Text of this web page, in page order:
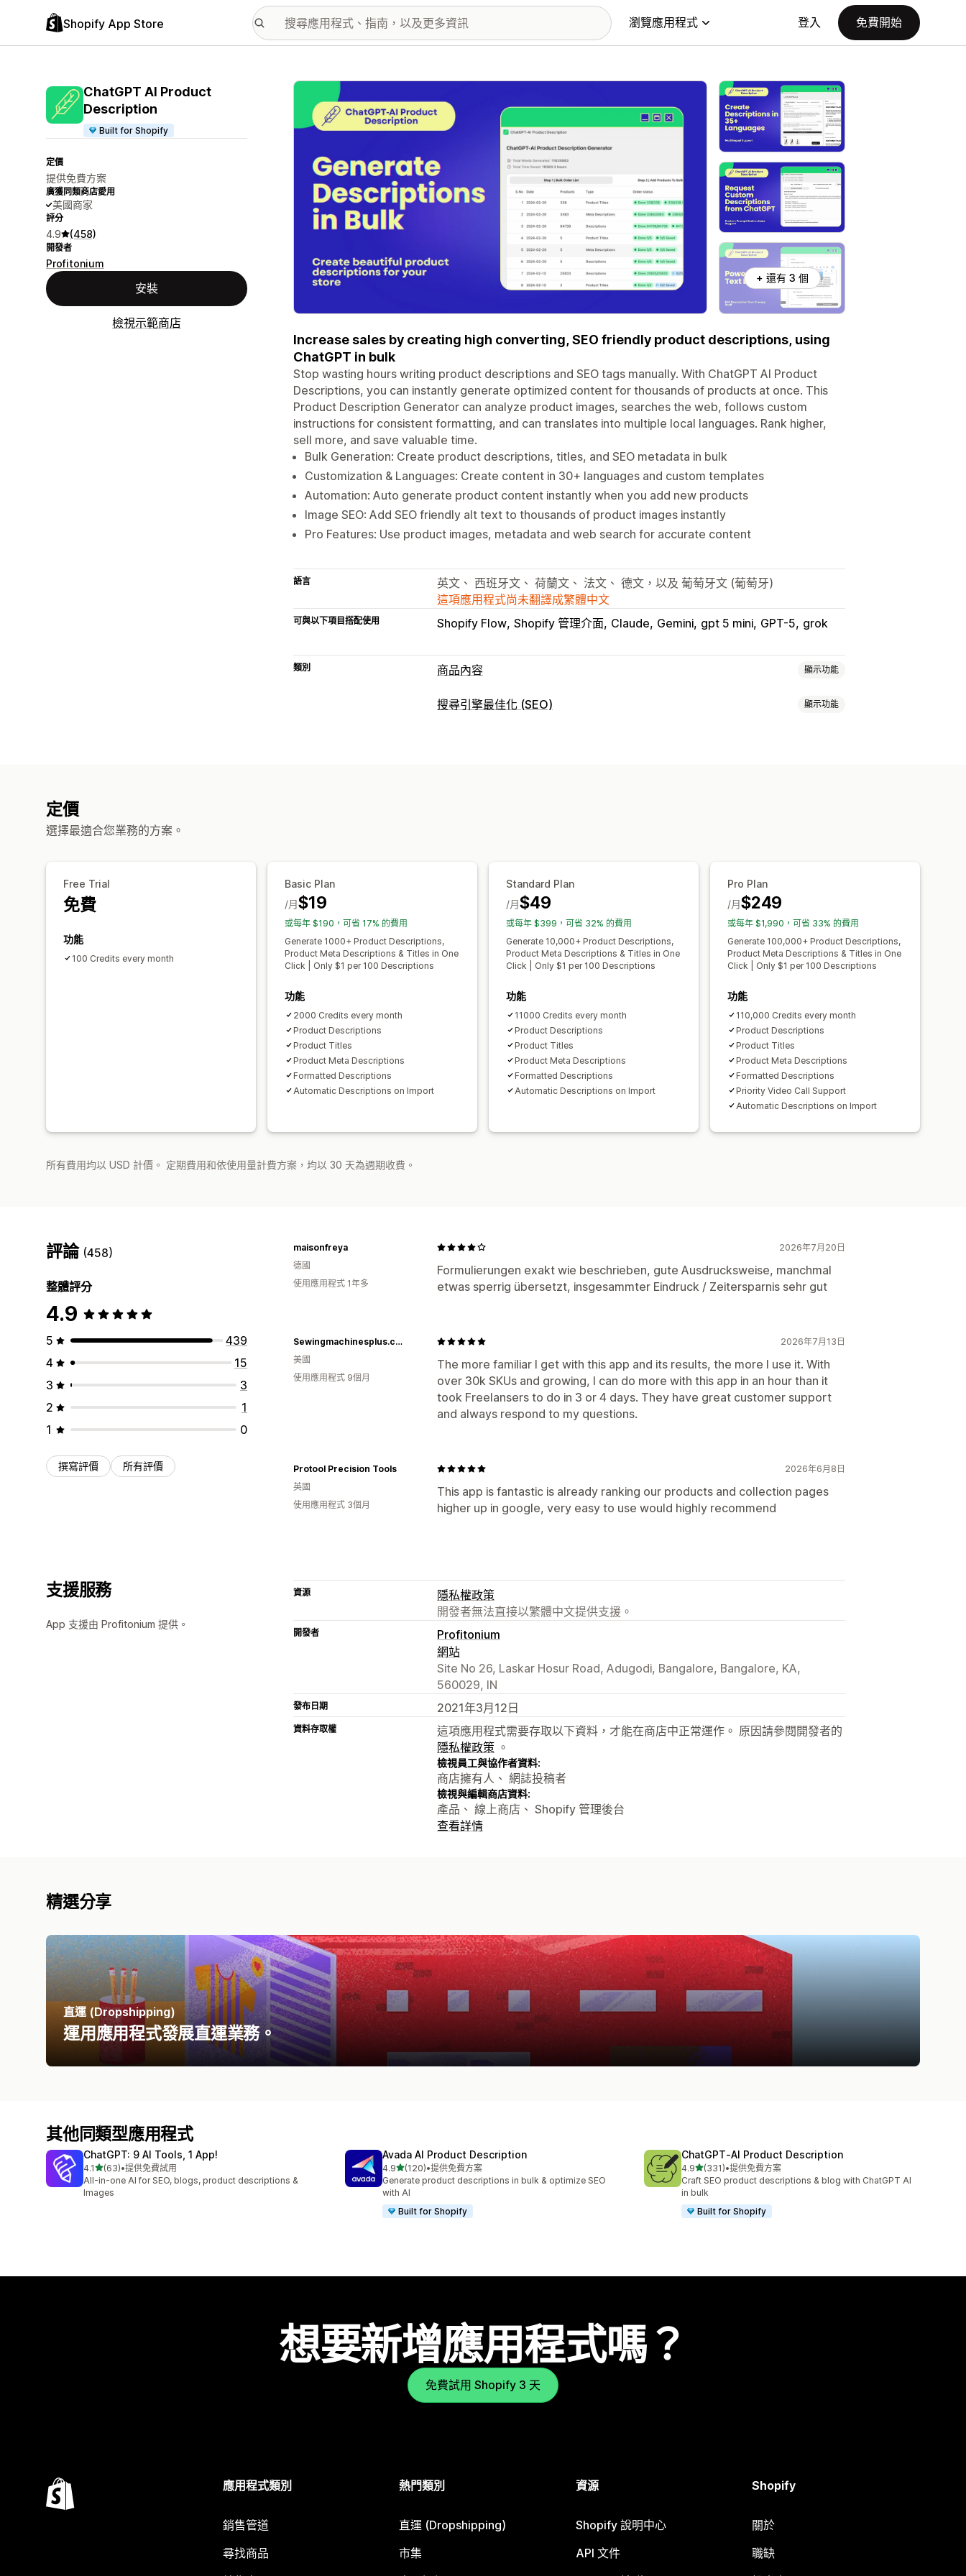
Shopify App Store 瀏覽應用程式 登入 免費開始
ChatGPT AI Product
Description
Built for Shopify
定價
提供免費方案
廣獲同類商店愛用
美國商家
評分
4.9 (458)
開發者
Profitonium
安裝
檢視示範商店
主要圖片圖庫
+ 還有 3 個
Increase sales by creating high converting, SEO friendly product descriptions, using
ChatGPT in bulk
Stop wasting hours writing product descriptions and SEO tags manually. With ChatGPT AI Product
Descriptions, you can instantly generate optimized content for thousands of products at once. This
Product Description Generator can analyze product images, searches the web, follows custom
instructions for consistent formatting, and can translates into multiple local languages. Rank higher,
sell more, and save valuable time.
Bulk Generation: Create product descriptions, titles, and SEO metadata in bulk
Customization & Languages: Create content in 30+ languages and custom templates
Automation: Auto generate product content instantly when you add new products
Image SEO: Add SEO friendly alt text to thousands of product images instantly
Pro Features: Use product images, metadata and web search for accurate content
語言
英文、 西班牙文、 荷蘭文、 法文、 德文，以及 葡萄牙文 (葡萄牙)
這項應用程式尚未翻譯成繁體中文
可與以下項目搭配使用 Shopify Flow Shopify 管理介面 Claude Gemini gpt 5 mini GPT-5 grok
類別 商品內容 顯示功能
內容類型
搜尋引擎最佳化 (SEO) 顯示功能
定價
選擇最適合您業務的方案。
Free Trial
免費
功能
100 Credits every month
Basic Plan
$19
/月
或每年 $190，可省 17% 的費用
Generate 1000+ Product Descriptions,
Product Meta Descriptions & Titles in One
Click | Only $1 per 100 Descriptions
功能
2000 Credits every month
Product Descriptions
Product Titles
Product Meta Descriptions
Formatted Descriptions
Automatic Descriptions on Import
Standard Plan
$49
/月
或每年 $399，可省 32% 的費用
Generate 10,000+ Product Descriptions,
Product Meta Descriptions & Titles in One
Click | Only $1 per 100 Descriptions
功能
11000 Credits every month
Product Descriptions
Product Titles
Product Meta Descriptions
Formatted Descriptions
Automatic Descriptions on Import
Pro Plan
$249
/月
或每年 $1,990，可省 33% 的費用
Generate 100,000+ Product Descriptions,
Product Meta Descriptions & Titles in One
Click | Only $1 per 100 Descriptions
功能
110,000 Credits every month
Product Descriptions
Product Titles
Product Meta Descriptions
Formatted Descriptions
Priority Video Call Support
Automatic Descriptions on Import
所有費用均以 USD 計價。 定期費用和依使用量計費方案，均以 30 天為週期收費。
評論 (458)
整體評分
4.9
5
439
4
15
3
3
2
1
1
0
撰寫評價 所有評價
2026年7月20日
Formulierungen exakt wie beschrieben, gute Ausdrucksweise, manchmal
etwas sperrig übersetzt, insgesammter Eindruck / Zeitersparnis sehr gut
maisonfreya
德國
使用應用程式 1年多
2026年7月13日
The more familiar I get with this app and its results, the more I use it. With
over 30k SKUs and growing, I can do more with this app in an hour than it
took Freelansers to do in 3 or 4 days. They have great customer support
and always respond to my questions.
Sewingmachinesplus.com
美國
使用應用程式 9個月
2026年6月8日
This app is fantastic is already ranking our products and collection pages
higher up in google, very easy to use would highly recommend
Protool Precision Tools
英國
使用應用程式 3個月
支援服務
App 支援由 Profitonium 提供。
資源
隱私權政策
開發者無法直接以繁體中文提供支援。
開發者
Profitonium
網站
Site No 26, Laskar Hosur Road, Adugodi, Bangalore, Bangalore, KA,
560029, IN
發布日期 2021年3月12日
資料存取權
這項應用程式需要存取以下資料，才能在商店中正常運作。 原因請參閱開發者的
隱私權政策 。
檢視員工與協作者資料:
商店擁有人、 網誌投稿者
檢視與編輯商店資料:
產品、 線上商店、 Shopify 管理後台
查看詳情
精選分享
直運 (Dropshipping)
運用應用程式發展直運業務。
其他同類型應用程式
ChatGPT: 9 AI Tools, 1 App!
4.1滿分 5 顆星
(63)
共有 63 則評價
•提供免費試用
All-in-one AI for SEO, blogs, product descriptions &
Images
Avada AI Product Description
4.9滿分 5 顆星
(120)
共有 120 則評價
•提供免費方案
Generate product descriptions in bulk & optimize SEO
with AI
Built for Shopify
ChatGPT‑AI Product Description
4.9滿分 5 顆星
(331)
共有 331 則評價
•提供免費方案
Craft SEO product descriptions & blog with ChatGPT AI
in bulk
Built for Shopify
想要新增應用程式嗎？
免費試用 Shopify 3 天
應用程式類別
銷售管道
尋找商品
熱門類別
直運 (Dropshipping)
市集
資源
Shopify 說明中心
API 文件
Shopify
關於
職缺